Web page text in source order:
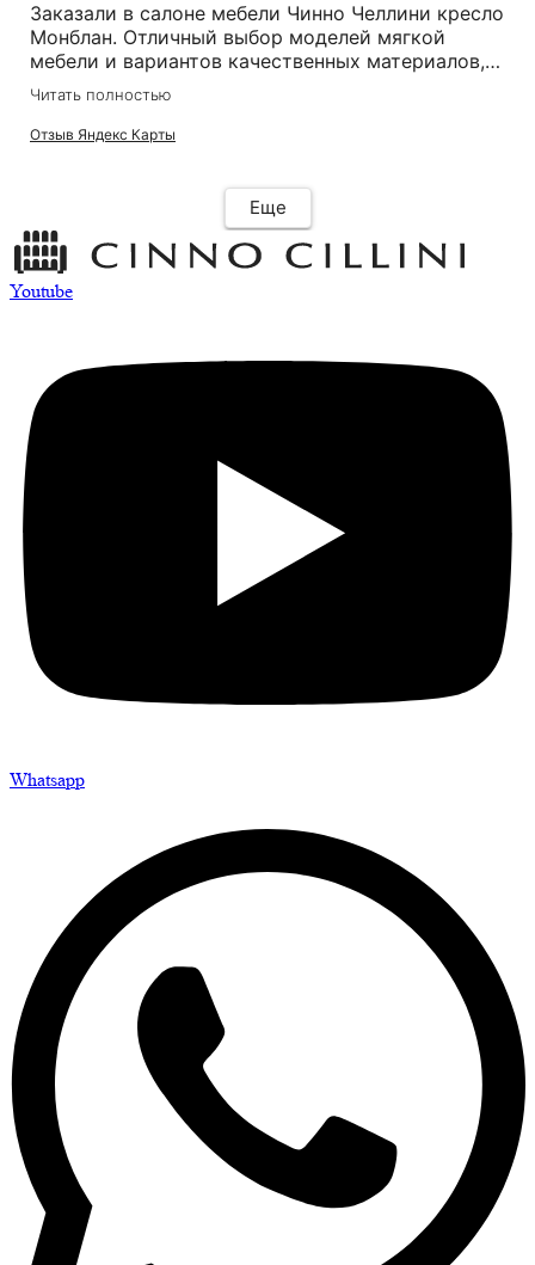
Заказали в салоне мебели Чинно Челлини кресло
Монблан. Отличный выбор моделей мягкой
мебели и вариантов качественных материалов,
из которых ее изготавливают. Компетентная и
внимательная консультант Ирина помогла
определиться. Выполнен заказ точно в срок,
Читать полностью
Отзыв Яндекс Карты
Еще
Youtube
Whatsapp